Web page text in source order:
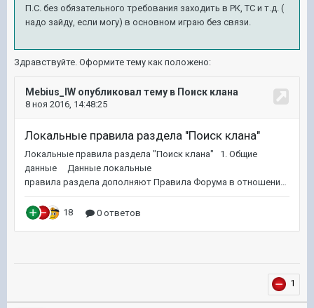
П.С. без обязательного требования заходить в РК, ТС и т.д. (
надо зайду, если могу) в основном играю без связи.
Здравствуйте. Оформите тему как положено:
1